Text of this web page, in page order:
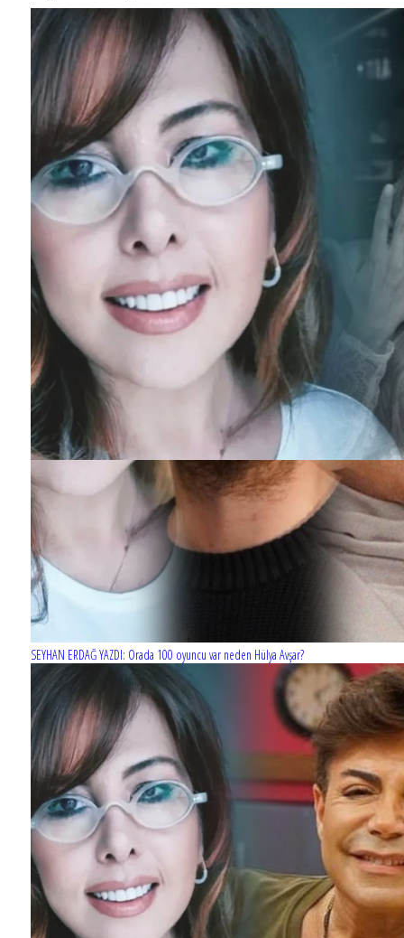
SEYHAN ERDAĞ YAZDI: Peki Mehmet Ali Erbil bu evliliği neden yaptı?
SEYHAN ERDAĞ YAZDI: Orada 100 oyuncu var neden Hülya Avşar?